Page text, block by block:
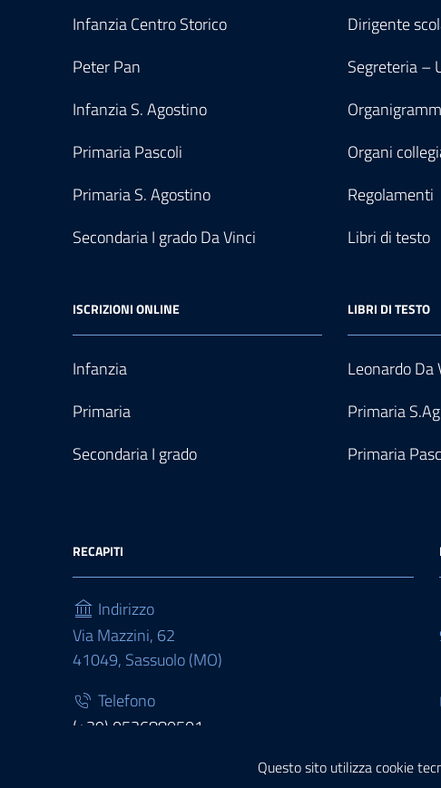
Questo sito utilizza cookie
Infanzia Centro Storico
Peter Pan
Infanzia S. Agostino
Primaria Pascoli
Primaria S. Agostino
Secondaria I grado Da Vinci
Dirigente
Segreteria –
Organi
Regolamenti
Libri di testo
ISCRIZIONI ONLINE
Infanzia
Primaria
Secondaria I grado
LIBRI DI TESTO
Leonardo Da
Primaria
Primaria
RECAPITI
Indirizzo
Via Mazzini, 62
41049, Sassuolo (MO)
Telefono
(+39) 0536880501